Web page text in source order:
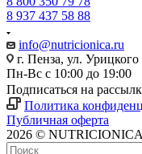
8 937 437 58 88
info@nutricionica.ru
г. Пенза, ул.
Пн-Вс с 10:00 до 19:00
Подписаться на
Политика
Публичная оферта
2026 ©